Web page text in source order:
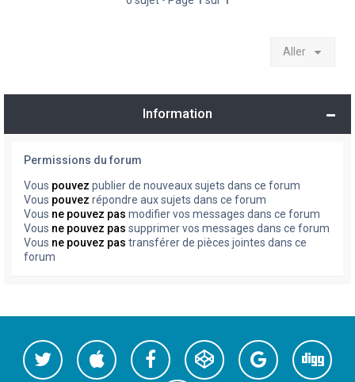
Aller
Information
Permissions du forum
Vous pouvez publier de nouveaux sujets dans ce forum
Vous pouvez répondre aux sujets dans ce forum
Vous ne pouvez pas modifier vos messages dans ce forum
Vous ne pouvez pas supprimer vos messages dans ce forum
Vous ne pouvez pas transférer de pièces jointes dans ce
forum